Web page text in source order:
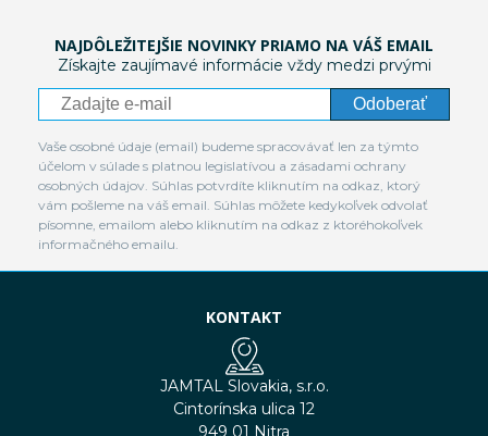
NAJDÔLEŽITEJŠIE NOVINKY PRIAMO NA VÁŠ EMAIL
Získajte zaujímavé informácie vždy medzi prvými
Odoberať
Vaše osobné údaje (email) budeme spracovávať len za týmto
účelom v súlade s platnou legislatívou a zásadami ochrany
osobných údajov. Súhlas potvrdíte kliknutím na odkaz, ktorý
vám pošleme na váš email. Súhlas môžete kedykoľvek odvolať
písomne, emailom alebo kliknutím na odkaz z ktoréhokoľvek
informačného emailu.
KONTAKT
JAMTAL Slovakia, s.r.o.
Cintorínska ulica 12
949 01 Nitra